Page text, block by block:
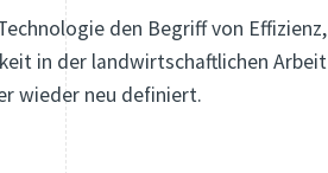
den Begriff von Effizienz,
in der landwirtschaftlichen Arbeit
wieder neu definiert.